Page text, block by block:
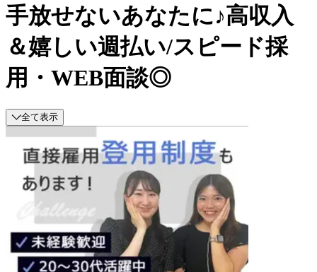
手放せないあなたに♪高収入
＆嬉しい週払い/スピード採
用・WEB面談◎
全て表示